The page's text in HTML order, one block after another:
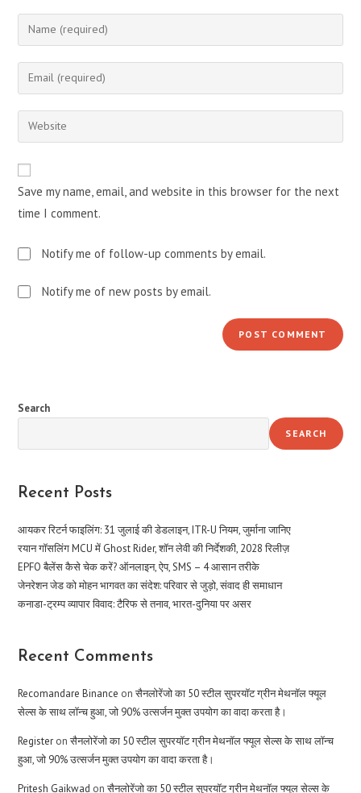
Enter
your
name
comment
Enter
your
email
address
Enter
your
URL
(optional)
Save my name, email, and website in this browser for the next
time I comment.
Notify me of follow-up comments by email.
Notify me of new posts by email.
Search
SEARCH
Recent Posts
आयकर रिटर्न फाइलिंग: 31 जुलाई की डेडलाइन, ITR-U नियम, जुर्माना जानिए
रयान गॉसलिंग MCU में Ghost Rider, शॉन लेवी की निर्देशकी, 2028 रिलीज़
EPFO बैलेंस कैसे चेक करें? ऑनलाइन, ऐप, SMS – 4 आसान तरीके
जेनरेशन जेड को मोहन भागवत का संदेश: परिवार से जुड़ो, संवाद ही समाधान
कनाडा-ट्रम्प व्यापार विवाद: टैरिफ से तनाव, भारत-दुनिया पर असर
Recent Comments
Recomandare Binance onसैनलोरेंजो का 50 स्टील सुपरयॉट ग्रीन मेथनॉल फ्यूल
सेल्स के साथ लॉन्च हुआ, जो 90% उत्सर्जन मुक्त उपयोग का वादा करता है।
Register onसैनलोरेंजो का 50 स्टील सुपरयॉट ग्रीन मेथनॉल फ्यूल सेल्स के साथ लॉन्च
हुआ, जो 90% उत्सर्जन मुक्त उपयोग का वादा करता है।
Pritesh Gaikwad onसैनलोरेंजो का 50 स्टील सुपरयॉट ग्रीन मेथनॉल फ्यूल सेल्स के